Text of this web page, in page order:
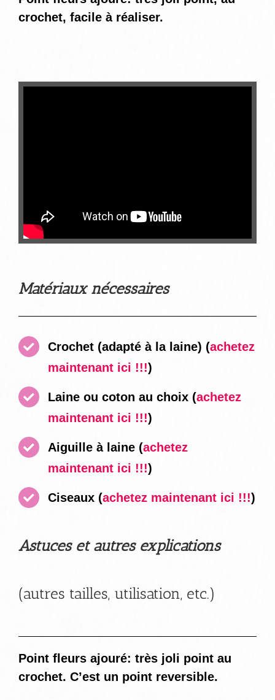
crochet, facile à réaliser.
Matériaux nécessaires
Crochet (adapté à la laine) (achetez
maintenant ici !!!)
Laine ou coton au choix (achetez
maintenant ici !!!)
Aiguille à laine (achetez
maintenant ici !!!)
Ciseaux (achetez maintenant ici !!!)
Astuces et autres explications
(autres tailles, utilisation, etc.)
Point fleurs ajouré: très joli point au
crochet. C’est un point reversible.